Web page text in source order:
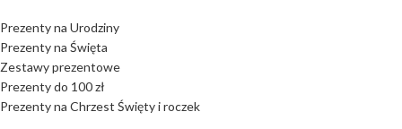
Prezenty na Urodziny
Prezenty na Święta
Zestawy prezentowe
Prezenty do 100 zł
Prezenty na Chrzest Święty i roczek